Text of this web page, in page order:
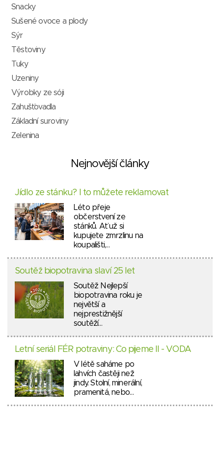
Snacky
Sušené ovoce a plody
Sýr
Těstoviny
Tuky
Uzeniny
Výrobky ze sóji
Zahušťovadla
Základní suroviny
Zelenina
Nejnovější články
Jídlo ze stánku? I to můžete reklamovat
Léto přeje
občerstvení ze
stánků. Ať už si
kupujete zmrzlinu na
koupališti,…
Soutěž biopotravina slaví 25 let
Soutěž Nejlepší
biopotravina roku je
největší a
nejprestižnější
soutěží…
Letní seriál FÉR potraviny: Co pijeme II - VODA
V létě saháme po
lahvích častěji než
jindy. Stolní, minerální,
pramenitá, nebo…